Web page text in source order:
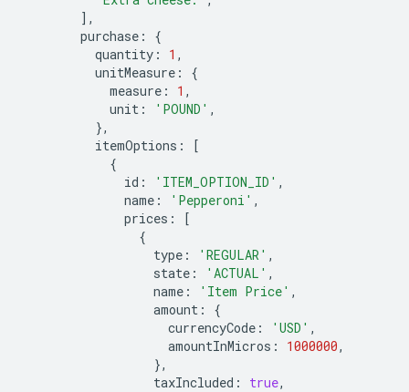
],
purchase :
{
quantity : 1 ,
unitMeasure :
{
measure : 1 ,
unit : 'POUND' ,
},
itemOptions :
[
{
id : 'ITEM_OPTION_ID' ,
name : 'Pepperoni' ,
prices :
[
{
type : 'REGULAR' ,
state : 'ACTUAL' ,
name : 'Item Price' ,
amount :
{
currencyCode : 'USD' ,
amountInMicros : 1000000,
},
taxIncluded : true,